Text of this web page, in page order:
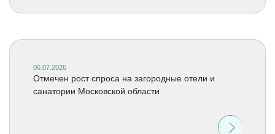
06.07.2026
Отмечен рост спроса на загородные отели и
санатории Московской области